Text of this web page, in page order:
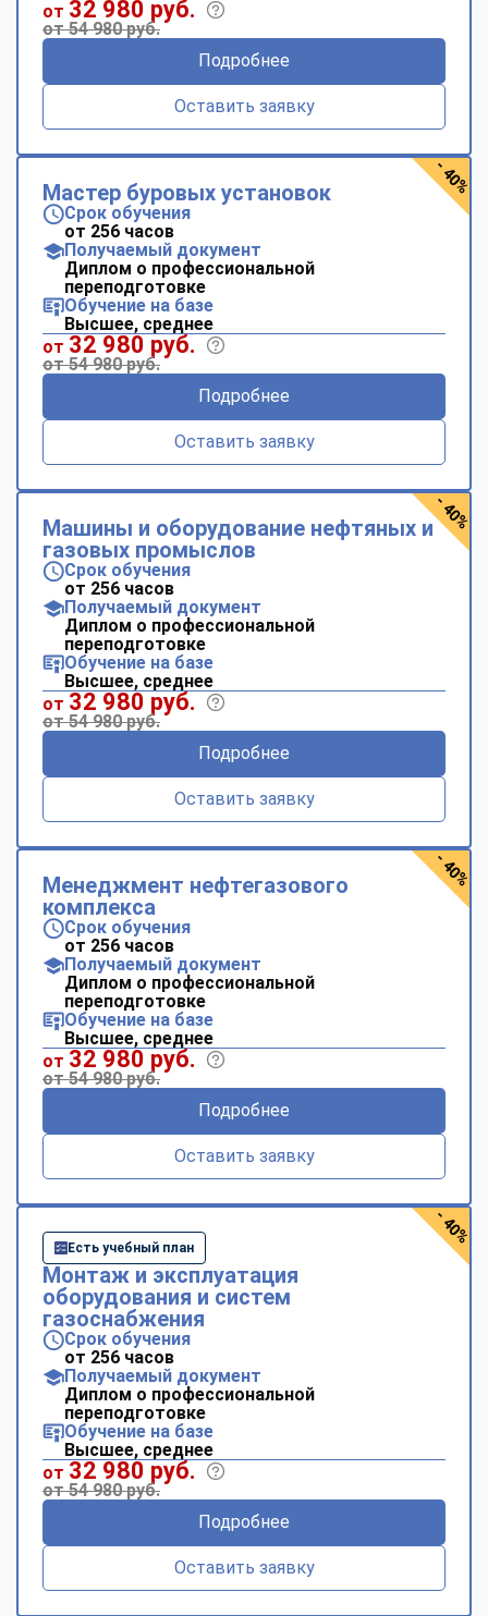
от 32 980 руб.
от 54 980 руб.
Подробнее
Оставить заявку
Мастер буровых установок
Срок обучения
от 256 часов
Получаемый документ
Диплом о профессиональной
переподготовке
Обучение на базе
Высшее, среднее
от 32 980 руб.
от 54 980 руб.
Подробнее
Оставить заявку
- 40%
Машины и оборудование нефтяных и
газовых промыслов
Срок обучения
от 256 часов
Получаемый документ
Диплом о профессиональной
переподготовке
Обучение на базе
Высшее, среднее
от 32 980 руб.
от 54 980 руб.
Подробнее
Оставить заявку
- 40%
Менеджмент нефтегазового
комплекса
Срок обучения
от 256 часов
Получаемый документ
Диплом о профессиональной
переподготовке
Обучение на базе
Высшее, среднее
от 32 980 руб.
от 54 980 руб.
Подробнее
Оставить заявку
- 40%
Есть учебный план
Монтаж и эксплуатация
оборудования и систем
газоснабжения
Срок обучения
от 256 часов
Получаемый документ
Диплом о профессиональной
переподготовке
Обучение на базе
Высшее, среднее
от 32 980 руб.
от 54 980 руб.
Подробнее
Оставить заявку
- 40%